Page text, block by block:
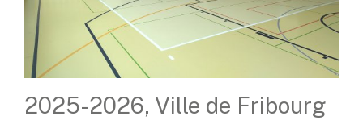
2025-2026, Ville de Fribourg